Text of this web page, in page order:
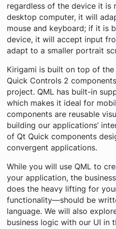
regardless of the device it is
desktop computer, it will
mouse and keyboard; if it is
device, it will accept input
adapt to a smaller portrait
Kirigami is built on top of the
Quick Controls 2
project. QML has built-in
which makes it ideal for
components are reusable
building our applications’
of Qt Quick components
convergent applications.
While you will use QML to
your application, the
does the heavy lifting for
functionality—should be
language. We will also
business logic with our UI in